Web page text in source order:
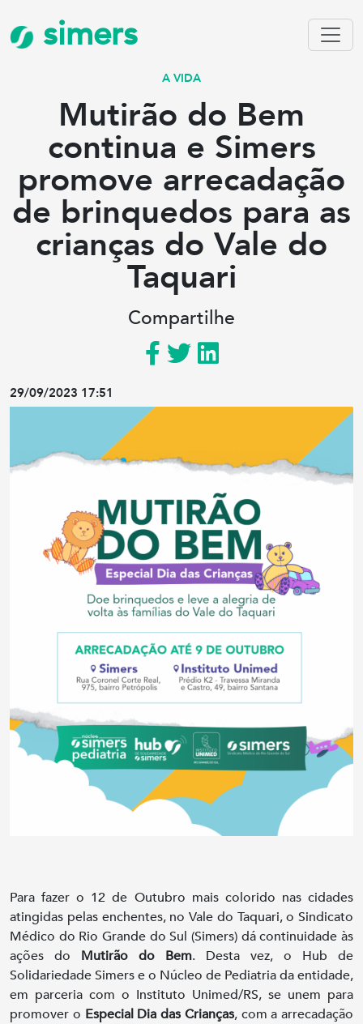
simers
A VIDA
Mutirão do Bem
continua e Simers
promove arrecadação
de brinquedos para as
crianças do Vale do
Taquari
Compartilhe
29/09/2023 17:51
Para fazer o 12 de Outubro mais colorido nas cidades
atingidas pelas enchentes, no Vale do Taquari, o Sindicato
Médico do Rio Grande do Sul (Simers) dá continuidade às
ações do Mutirão do Bem. Desta vez, o Hub de
Solidariedade Simers e o Núcleo de Pediatria da entidade,
em parceria com o Instituto Unimed/RS, se unem para
promover o Especial Dia das Crianças, com a arrecadação